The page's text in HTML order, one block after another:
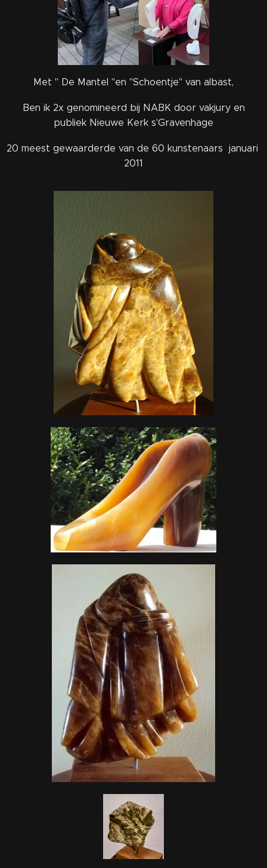
Met " De Mantel "en "Schoentje" van albast,
Ben ik 2x genomineerd bij NABK door vakjury en
publiek Nieuwe Kerk s'Gravenhage
20 meest gewaarderde van de 60 kunstenaars januari
2011